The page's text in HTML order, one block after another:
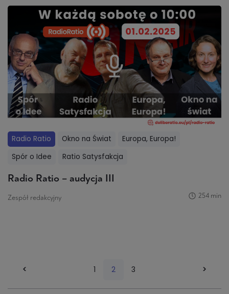
Radio Ratio Okno na Świat
Europa, Europa!
Spór o Idee
Ratio Satysfakcja
Radio Ratio – audycja III
Zespół redakcyjny 254 min
< 1 2 3 >